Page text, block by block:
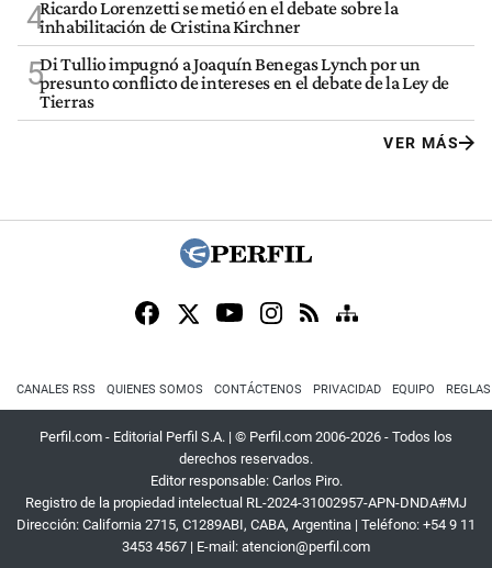
4Ricardo Lorenzetti se metió en el debate sobre la
inhabilitación de Cristina Kirchner
5Di Tullio impugnó a Joaquín Benegas Lynch por un
presunto conflicto de intereses en el debate de la Ley de
Tierras
VER MÁS
CANALES RSS QUIENES SOMOS CONTÁCTENOS PRIVACIDAD EQUIPO
Perfil.com - Editorial Perfil S.A. | © Perfil.com 2006-2026 - Todos los
derechos reservados.
Editor responsable: Carlos Piro.
Registro de la propiedad intelectual RL-2024-31002957-APN-DNDA#MJ
Dirección: California 2715, C1289ABI, CABA, Argentina | Teléfono: +54 9 11
3453 4567 | E-mail: atencion@perfil.com